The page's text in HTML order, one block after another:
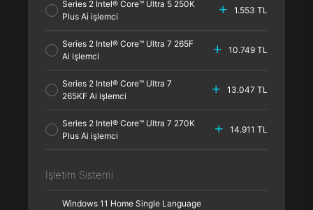
Series 2 Intel® Core™ Ultra 5 250K
Plus Ai işlemci
1.553 TL
Series 2 Intel® Core™ Ultra 7 265F
Ai işlemci
10.749 TL
Series 2 Intel® Core™ Ultra 7
265KF Ai işlemci
13.047 TL
Series 2 Intel® Core™ Ultra 7 270K
Plus Ai işlemci
14.911 TL
İşletim Sistemi
Windows 11 Home Single Language